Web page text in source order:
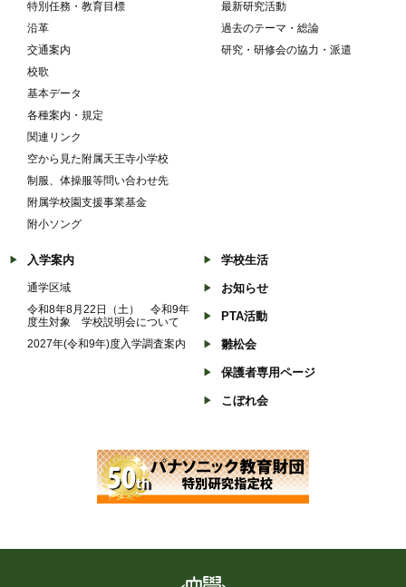
特別任務・教育目標
沿革
交通案内
校歌
基本データ
各種案内・規定
関連リンク
空から見た附属天王寺小学校
制服、体操服等問い合わせ先
附属学校園支援事業基金
附小ソング
最新研究活動
過去のテーマ・総論
研究・研修会の協力・派遣
入学案内
通学区域
令和8年8月22日（土） 令和9年
度生対象 学校説明会について
2027年(令和9年)度入学調査案内
学校生活
お知らせ
PTA活動
雛松会
保護者専用ページ
こぼれ会